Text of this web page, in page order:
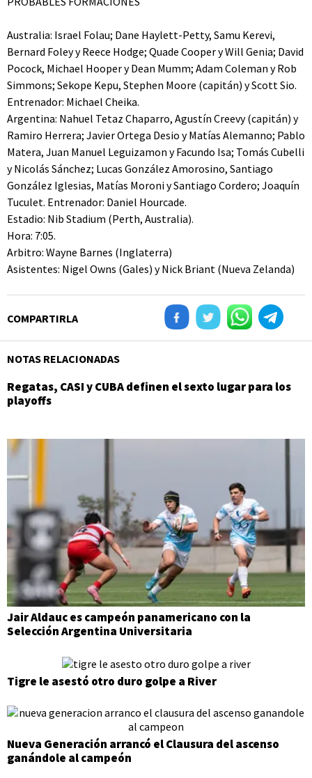
Australia: Israel Folau; Dane Haylett-Petty, Samu Kerevi,
Bernard Foley y Reece Hodge; Quade Cooper y Will Genia; David
Pocock, Michael Hooper y Dean Mumm; Adam Coleman y Rob
Simmons; Sekope Kepu, Stephen Moore (capitán) y Scott Sio.
Entrenador: Michael Cheika.
Argentina: Nahuel Tetaz Chaparro, Agustín Creevy (capitán) y
Ramiro Herrera; Javier Ortega Desio y Matías Alemanno; Pablo
Matera, Juan Manuel Leguizamon y Facundo Isa; Tomás Cubelli
y Nicolás Sánchez; Lucas González Amorosino, Santiago
González Iglesias, Matías Moroni y Santiago Cordero; Joaquín
Tuculet. Entrenador: Daniel Hourcade.
Estadio: Nib Stadium (Perth, Australia).
Hora: 7:05.
Arbitro: Wayne Barnes (Inglaterra)
Asistentes: Nigel Owns (Gales) y Nick Briant (Nueva Zelanda)
COMPARTIRLA
NOTAS RELACIONADAS
Regatas, CASI y CUBA definen el sexto lugar para los
playoffs
Jair Aldauc es campeón panamericano con la
Selección Argentina Universitaria
Tigre le asestó otro duro golpe a River
Nueva Generación arrancó el Clausura del ascenso
ganándole al campeón